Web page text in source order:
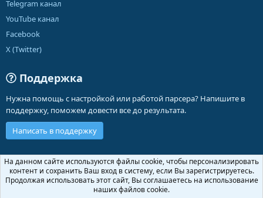
Telegram канал
YouTube канал
Facebook
X (Twitter)
Поддержка
Нужна помощь с настройкой или работой парсера? Напишите в
поддержку, поможем довести все до результата.
Написать в поддержку
Russian (RU)
Обратная связь
Условия и правила
Политика конфиденциальности
Помощь
На данном сайте используются файлы cookie, чтобы персонализировать
контент и сохранить Ваш вход в систему, если Вы зарегистрируетесь.
Продолжая использовать этот сайт, Вы соглашаетесь на использование
наших файлов cookie.